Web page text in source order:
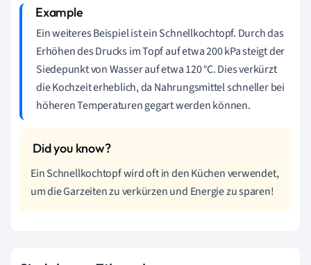
Ein weiteres Beispiel ist ein Schnellkochtopf. Durch das
Erhöhen des Drucks im Topf auf etwa 200 kPa steigt der
Siedepunkt von Wasser auf etwa 120 °C. Dies verkürzt
die Kochzeit erheblich, da Nahrungsmittel schneller bei
höheren Temperaturen gegart werden können.
Ein Schnellkochtopf wird oft in den Küchen verwendet,
um die Garzeiten zu verkürzen und Energie zu sparen!